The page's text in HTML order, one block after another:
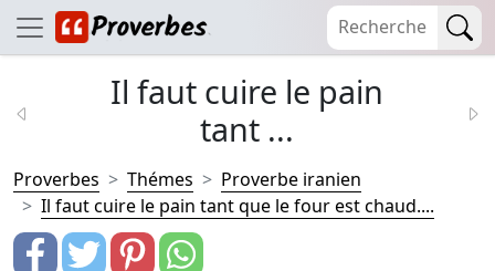
Il faut cuire le pain
tant ...
Proverbes Thémes
Proverbe iranien
Il faut cuire le pain tant que le four est chaud....